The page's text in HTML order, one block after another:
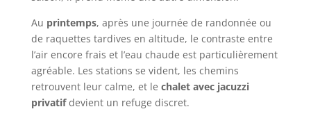
Au printemps, après une journée de randonnée ou
de raquettes tardives en altitude, le contraste entre
l’air encore frais et l’eau chaude est particulièrement
agréable. Les stations se vident, les chemins
retrouvent leur calme, et le chalet avec jacuzzi
privatifdevient un refuge discret.